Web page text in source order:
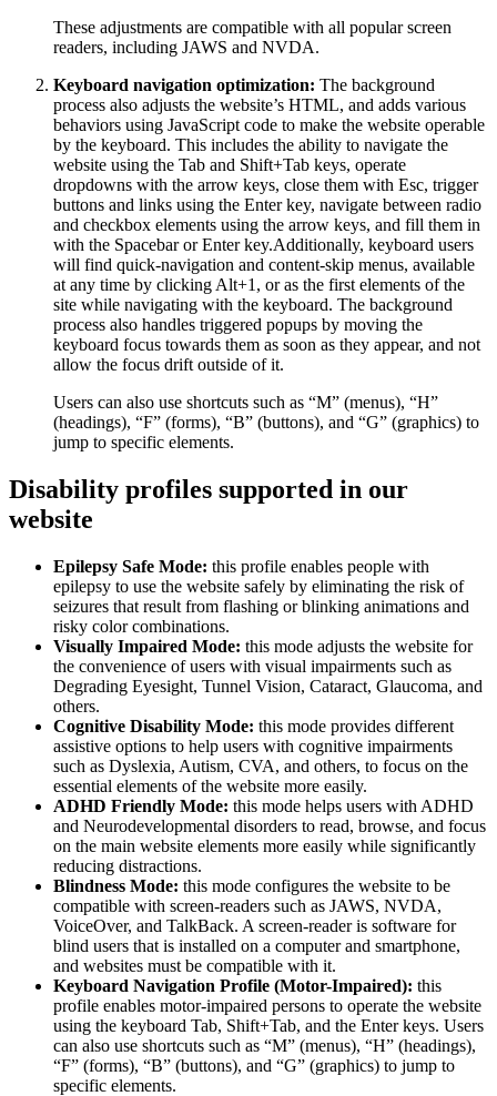
These adjustments are compatible with all popular screen
readers, including JAWS and NVDA.
Keyboard navigation optimization: The background
process also adjusts the website’s HTML, and adds various
behaviors using JavaScript code to make the website operable
by the keyboard. This includes the ability to navigate the
website using the Tab and Shift+Tab keys, operate
dropdowns with the arrow keys, close them with Esc, trigger
buttons and links using the Enter key, navigate between radio
and checkbox elements using the arrow keys, and fill them in
with the Spacebar or Enter key.Additionally, keyboard users
will find quick-navigation and content-skip menus, available
at any time by clicking Alt+1, or as the first elements of the
site while navigating with the keyboard. The background
process also handles triggered popups by moving the
keyboard focus towards them as soon as they appear, and not
allow the focus drift outside of it.
Users can also use shortcuts such as “M” (menus), “H”
(headings), “F” (forms), “B” (buttons), and “G” (graphics) to
jump to specific elements.
Disability profiles supported in our
website
Epilepsy Safe Mode: this profile enables people with
epilepsy to use the website safely by eliminating the risk of
seizures that result from flashing or blinking animations and
risky color combinations.
Visually Impaired Mode: this mode adjusts the website for
the convenience of users with visual impairments such as
Degrading Eyesight, Tunnel Vision, Cataract, Glaucoma, and
others.
Cognitive Disability Mode: this mode provides different
assistive options to help users with cognitive impairments
such as Dyslexia, Autism, CVA, and others, to focus on the
essential elements of the website more easily.
ADHD Friendly Mode: this mode helps users with ADHD
and Neurodevelopmental disorders to read, browse, and focus
on the main website elements more easily while significantly
reducing distractions.
Blindness Mode: this mode configures the website to be
compatible with screen-readers such as JAWS, NVDA,
VoiceOver, and TalkBack. A screen-reader is software for
blind users that is installed on a computer and smartphone,
and websites must be compatible with it.
Keyboard Navigation Profile (Motor-Impaired): this
profile enables motor-impaired persons to operate the website
using the keyboard Tab, Shift+Tab, and the Enter keys. Users
can also use shortcuts such as “M” (menus), “H” (headings),
“F” (forms), “B” (buttons), and “G” (graphics) to jump to
specific elements.